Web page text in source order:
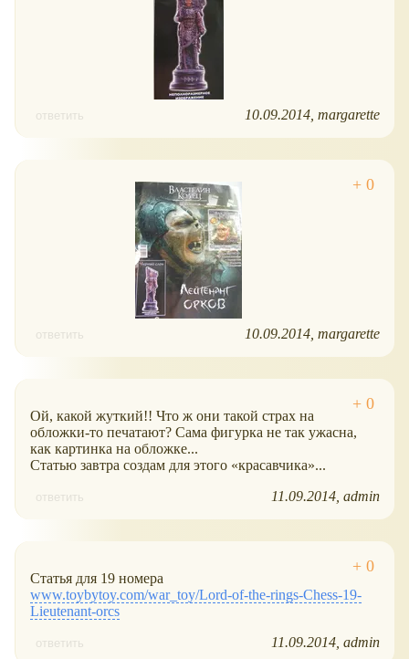
ответить 10.09.2014 margarette
ответить 10.09.2014 margarette
Ой, какой жуткий!! Что ж они такой страх на
обложки-то печатают? Сама фигурка не так ужасна,
как картинка на обложке...
Статью завтра создам для этого
красавчика ...
ответить 11.09.2014 admin
Статья для 19 номера
www.toybytoy.com/war_toy/Lord-of-the-rings-Chess-19-
Lieutenant-orcs
ответить 11.09.2014 admin